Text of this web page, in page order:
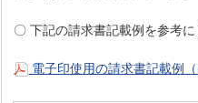
〇 下記の請求書記載例を参考に
電子印使用の請求書記載例